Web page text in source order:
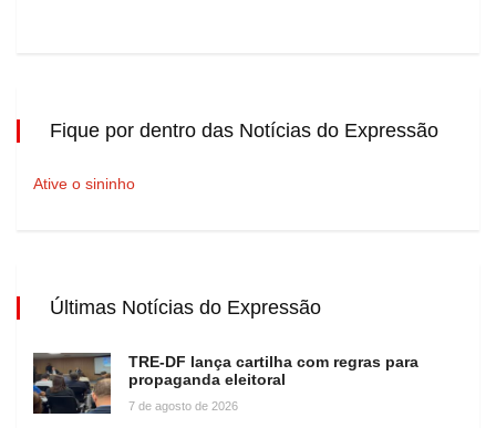
Fique por dentro das Notícias do Expressão
Ative o sininho
Últimas Notícias do Expressão
TRE-DF lança cartilha com regras para
propaganda eleitoral
7 de agosto de 2026